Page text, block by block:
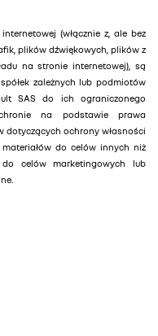
(włącznie z, ale bez
plików dźwiękowych, plików z
na stronie internetowej), są
zależnych lub podmiotów
SAS do ich ograniczonego
na podstawie prawa
dotyczących ochrony własności
do celów innych niż
celów marketingowych lub